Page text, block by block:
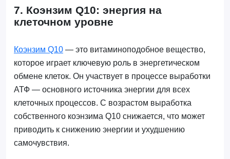
7. Коэнзим Q10: энергия на
клеточном уровне
Коэнзим Q10— это витаминоподобное вещество,
которое играет ключевую роль в энергетическом
обмене клеток. Он участвует в процессе выработки
АТФ — основного источника энергии для всех
клеточных процессов. С возрастом выработка
собственного коэнзима Q10 снижается, что может
приводить к снижению энергии и ухудшению
самочувствия.